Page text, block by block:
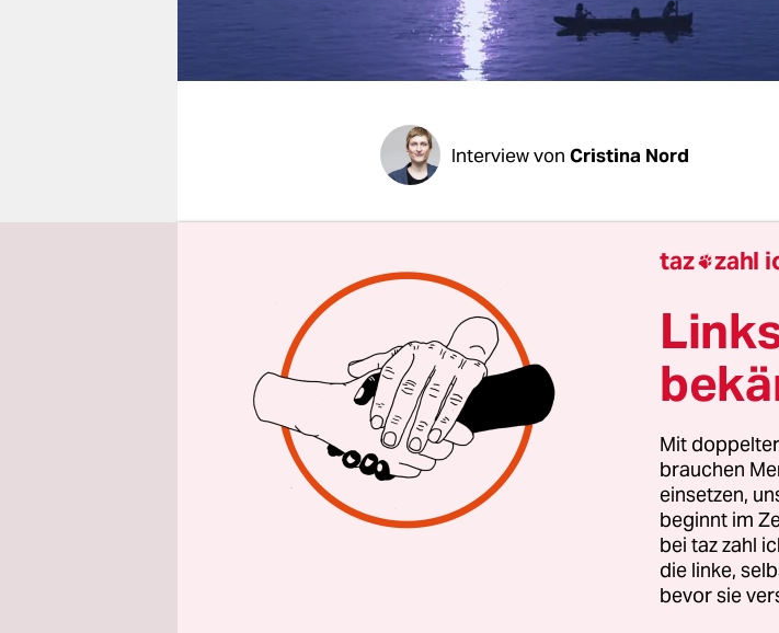
genossenschaft
Interview von Cristina Nord
Ein kleiner schmuckloser Raum im
ganz am Ende eines langen Ganges.
Produzentin Renate Sachse sitzen auf
an diesem Nachmittag; Guzmán, ein
Haar, wirkt ein wenig erschöpft. Es ist
Stimme zu lauschen, die vertraut
den Film „El botón de nácar“ (Der
taz: Herr Guzmán, dachten Sie schon
an „Nostalgia de la luz“ arbeiteten?
einer so trockenen Landschaft
dagegen in einer sehr wasserreichen
taz zahl
Mit
brauchen
einsetzen,
beginnt im
bei taz zahl
die linke,
bevor sie